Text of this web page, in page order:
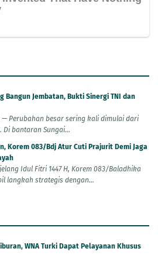
Bangun Jembatan, Bukti Sinergi TNI dan
— Perubahan besar sering kali dimulai dari
Di bantaran Sungai...
Korem 083/Bdj Atur Cuti Prajurit Demi Jaga
Idul Fitri 1447 H, Korem 083/Baladhika
langkah strategis dengan...
WNA Turki Dapat Pelayanan Khusus